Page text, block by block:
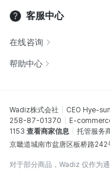
客服中心
在线咨询
帮助中心
Wadiz株式会社 CEO Hye-
258-87-01370
E-
1153 查看商家信息 托管服务
京畿道城南市盆唐区板桥路
对于部分商品，Wadiz 仅作为